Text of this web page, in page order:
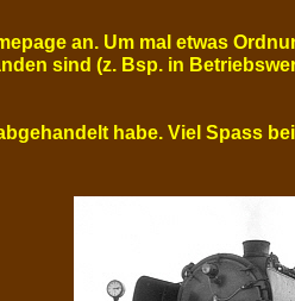
an. Um mal etwas
sind (z. Bsp. in
habe. Viel Spass